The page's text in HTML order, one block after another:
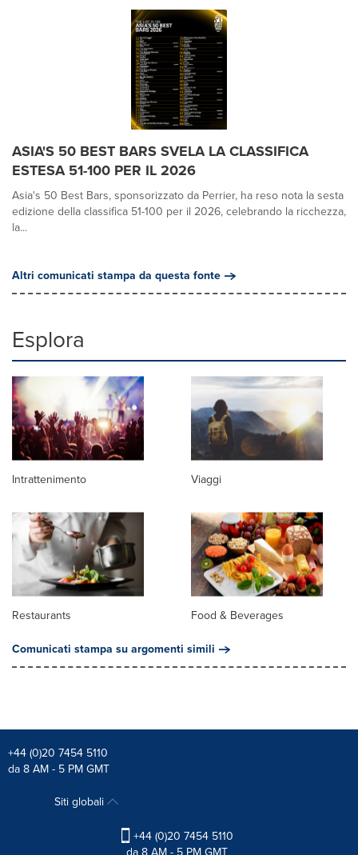
ASIA'S 50 BEST BARS SVELA LA CLASSIFICA
ESTESA 51-100 PER IL 2026
Asia's 50 Best Bars, sponsorizzato da Perrier, ha reso nota la sesta
edizione della classifica 51-100 per il 2026, celebrando la ricchezza,
la...
Altri comunicati stampa da questa fonte
Esplora
Intrattenimento Viaggi
Restaurants
Food & Beverages
Comunicati stampa su argomenti simili
+44 (0)20 7454 5110
da 8 AM - 5 PM GMT
Siti globali
+44 (0)20 7454 5110